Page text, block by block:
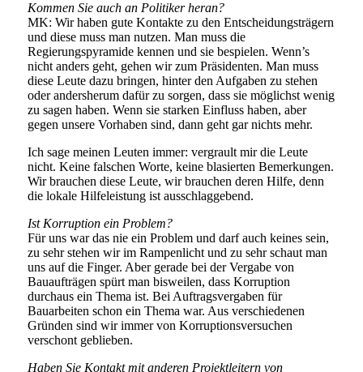
Kommen Sie auch an Politiker heran?
MK: Wir haben gute Kontakte zu den Entscheidungsträgern
und diese muss man nutzen. Man muss die
Regierungspyramide kennen und sie bespielen. Wenn’s
nicht anders geht, gehen wir zum Präsidenten. Man muss
diese Leute dazu bringen, hinter den Aufgaben zu stehen
oder andersherum dafür zu sorgen, dass sie möglichst wenig
zu sagen haben. Wenn sie starken Einfluss haben, aber
gegen unsere Vorhaben sind, dann geht gar nichts mehr.
Ich sage meinen Leuten immer: vergrault mir die Leute
nicht. Keine falschen Worte, keine blasierten Bemerkungen.
Wir brauchen diese Leute, wir brauchen deren Hilfe, denn
die lokale Hilfeleistung ist ausschlaggebend.
Ist Korruption ein Problem?
Für uns war das nie ein Problem und darf auch keines sein,
zu sehr stehen wir im Rampenlicht und zu sehr schaut man
uns auf die Finger. Aber gerade bei der Vergabe von
Bauaufträgen spürt man bisweilen, dass Korruption
durchaus ein Thema ist. Bei Auftragsvergaben für
Bauarbeiten schon ein Thema war. Aus verschiedenen
Gründen sind wir immer von Korruptionsversuchen
verschont geblieben.
Haben Sie Kontakt mit anderen Projektleitern von